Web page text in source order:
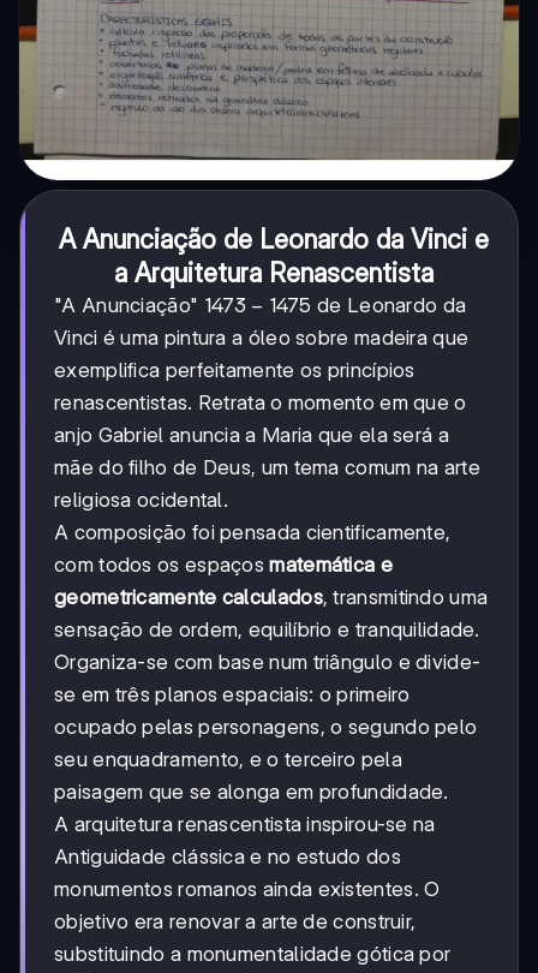
A Anunciação de Leonardo da Vinci e
a Arquitetura Renascentista
"A Anunciação" 1473-
1475
1473 − 1475 de Leonardo da
Vinci é uma pintura a óleo sobre madeira que
exemplifica perfeitamente os princípios
renascentistas. Retrata o momento em que o
anjo Gabriel anuncia a Maria que ela será a
mãe do filho de Deus, um tema comum na arte
religiosa ocidental.
A composição foi pensada cientificamente,
com todos os espaçosmatemática e
geometricamente calculados, transmitindo uma
sensação de ordem, equilíbrio e tranquilidade.
Organiza-se com base num triângulo e divide-
se em três planos espaciais: o primeiro
ocupado pelas personagens, o segundo pelo
seu enquadramento, e o terceiro pela
paisagem que se alonga em profundidade.
A arquitetura renascentista inspirou-se na
Antiguidade clássica e no estudo dos
monumentos romanos ainda existentes. O
objetivo era renovar a arte de construir,
substituindo a monumentalidade gótica por